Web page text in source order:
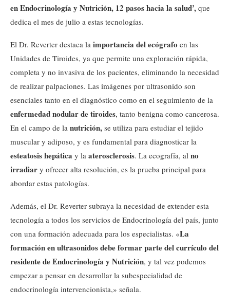
en Endocrinología y Nutrición, 12 pasos hacia la salud’, que
dedica el mes de julio a estas tecnologías.
El Dr. Reverter destaca la importancia del ecógrafo en las
Unidades de Tiroides, ya que permite una exploración rápida,
completa y no invasiva de los pacientes, eliminando la necesidad
de realizar palpaciones. Las imágenes por ultrasonido son
esenciales tanto en el diagnóstico como en el seguimiento de la
enfermedad nodular de tiroides, tanto benigna como cancerosa.
En el campo de la nutrición, se utiliza para estudiar el tejido
muscular y adiposo, y es fundamental para diagnosticar la
esteatosis hepática y la aterosclerosis. La ecografía, al no
irradiar y ofrecer alta resolución, es la prueba principal para
abordar estas patologías.
Además, el Dr. Reverter subraya la necesidad de extender esta
tecnología a todos los servicios de Endocrinología del país, junto
con una formación adecuada para los especialistas. «La
formación en ultrasonidos debe formar parte del currículo del
residente de Endocrinología y Nutrición, y tal vez podemos
empezar a pensar en desarrollar la subespecialidad de
endocrinología intervencionista,» señala.